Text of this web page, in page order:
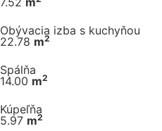
Obývacia izba s kuchyňou
22.78 m2
Spálňa
14.00 m2
Kúpeľňa
5.97 m2